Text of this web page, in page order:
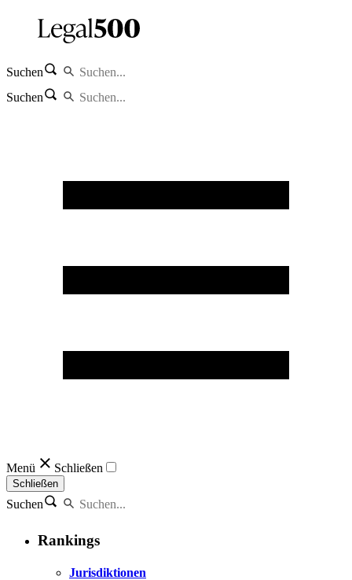
Suchen
Suchen
Menü Schließen
Schließen
Suchen
Rankings
Jurisdiktionen